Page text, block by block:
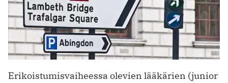
Erikoistumisvaiheessa olevien lääkärien (junior